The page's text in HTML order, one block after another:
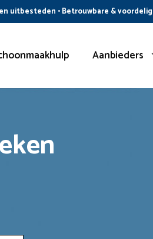
uitbesteden • Betrouwbare &
Aanbieders